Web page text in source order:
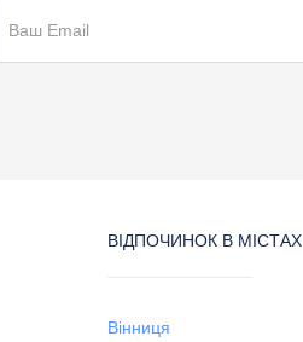
ВІДПОЧИНОК В МІСТАХ
Вінниця